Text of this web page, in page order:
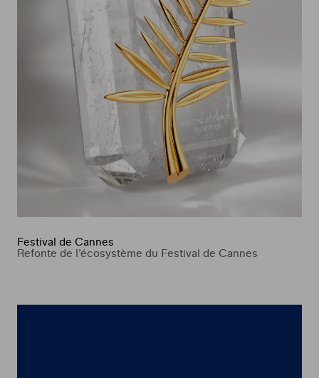
Festival de Cannes
Refonte de l’écosystème du Festival de Cannes